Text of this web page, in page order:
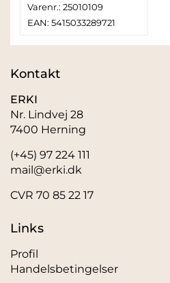
Varenr.: 25010109
EAN: 5415033289721
Kontakt
ERKI
Nr. Lindvej 28
7400 Herning
(+45) 97 224 111
mail@erki.dk
CVR 70 85 22 17
Links
Profil
Handelsbetingelser